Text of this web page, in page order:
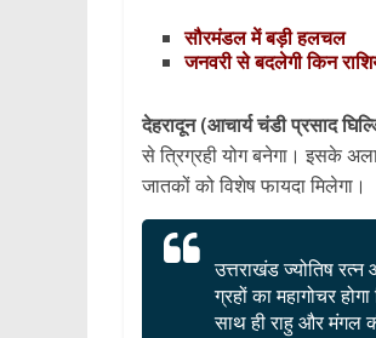
सौरमंडल में बड़ी हलचल
जनवरी से बदलेगी किन
देहरादून (आचार्य चंडी प्रसाद
से त्रिग्रही योग बनेगा। इसके
जातकों को विशेष फायदा मिलेगा।
उत्तराखंड ज्योतिष रत्न
ग्रहों का महागोचर
साथ ही राहु और मंगल